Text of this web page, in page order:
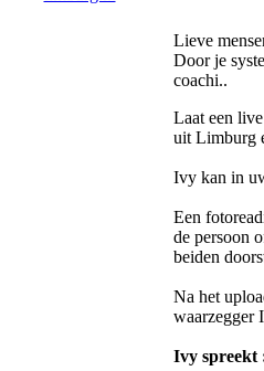
Lieve
Door je
coachi..
Laat een
uit Limburg
Ivy kan in
Een
de persoon
beiden
Na het
waarzegger
Ivy spreekt